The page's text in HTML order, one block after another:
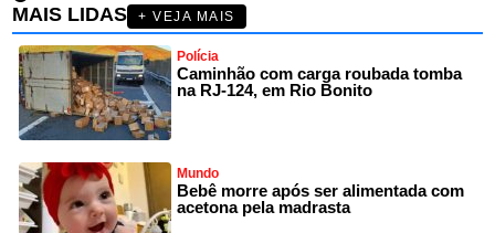
MAIS LIDAS + VEJA MAIS
Polícia
Caminhão com carga roubada tomba
na RJ-124, em Rio Bonito
Mundo
Bebê morre após ser alimentada com
acetona pela madrasta